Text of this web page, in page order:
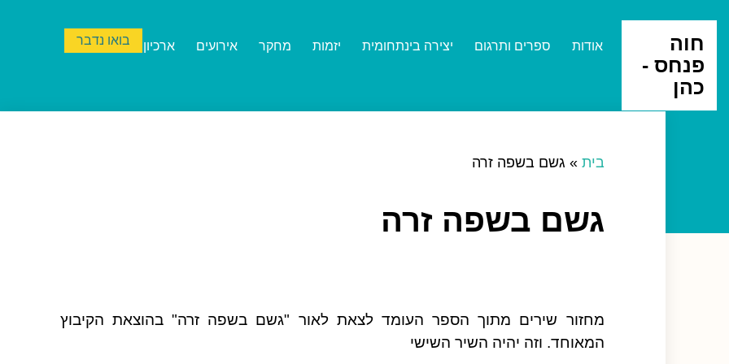
חוה
פנחס -
כהן
אודות ספרים ותרגום יצירה בינתחומית יזמות מחקר אירועים ארכיון בואו נדבר
בית » גשם בשפה זרה
גשם בשפה זרה
מחזור שירים מתוך הספר העומד לצאת לאור "גשם בשפה זרה" בהוצאת הקיבוץ
המאוחד. וזה יהיה השיר השישי